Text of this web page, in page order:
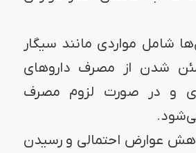
شامل مواردی مانند سیگار
شدن از مصرف داروهای
و در صورت لزوم مصرف
عوارض احتمالی و رسیدن